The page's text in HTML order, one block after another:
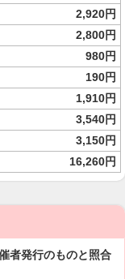
2,920円
2,800円
980円
190円
1,910円
3,540円
3,150円
16,260円
者発行のものと照合